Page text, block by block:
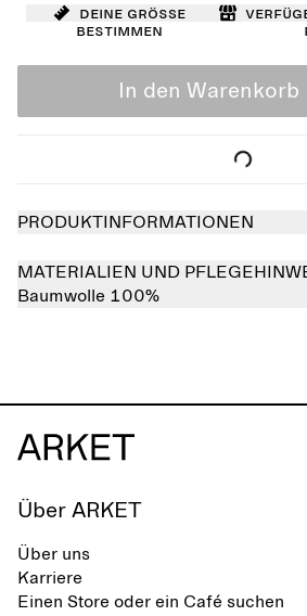
Deine Größe
bestimmen
In den Warenkorb
PRODUKTINFORMATIONEN
MATERIALIEN UND
Baumwolle 100%
Über ARKET
Über uns
Karriere
Einen Store oder ein Café suchen